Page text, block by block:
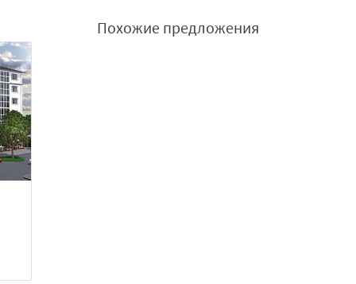
Похожие предложения